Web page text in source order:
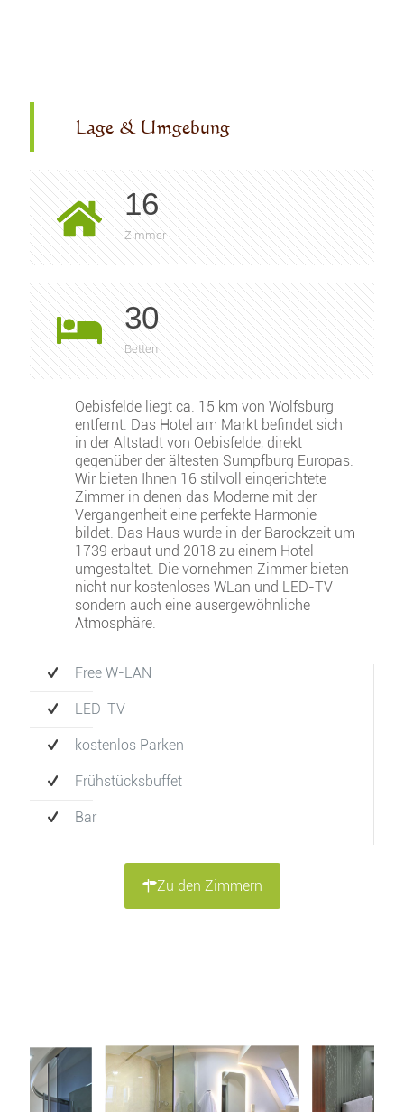
Lage & Umgebung
16
Zimmer
30
Betten
Oebisfelde liegt ca. 15 km von Wolfsburg
entfernt. Das Hotel am Markt befindet sich
in der Altstadt von Oebisfelde, direkt
gegenüber der ältesten Sumpfburg Europas.
Wir bieten Ihnen 16 stilvoll eingerichtete
Zimmer in denen das Moderne mit der
Vergangenheit eine perfekte Harmonie
bildet. Das Haus wurde in der Barockzeit um
1739 erbaut und 2018 zu einem Hotel
umgestaltet. Die vornehmen Zimmer bieten
nicht nur kostenloses WLan und LED-TV
sondern auch eine ausergewöhnliche
Atmosphäre.
Free W-LAN
LED-TV
kostenlos Parken
Frühstücksbuffet
Bar
Zu den Zimmern